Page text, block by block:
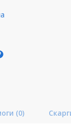
(0)